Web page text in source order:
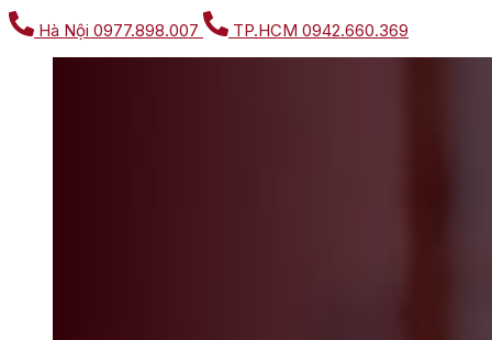
Hà Nội 0977.898.007 TP.HCM 0942.660.369